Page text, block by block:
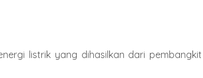
listrik yang dihasilkan dari